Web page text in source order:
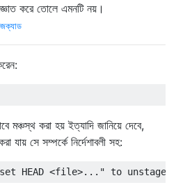
করে তোলে এমনটি নয়।
মঞ্চস্থ করা হয় ইত্যাদি জানিয়ে দেবে,
যায় সে সম্পর্কে নির্দেশাবলী সহ: